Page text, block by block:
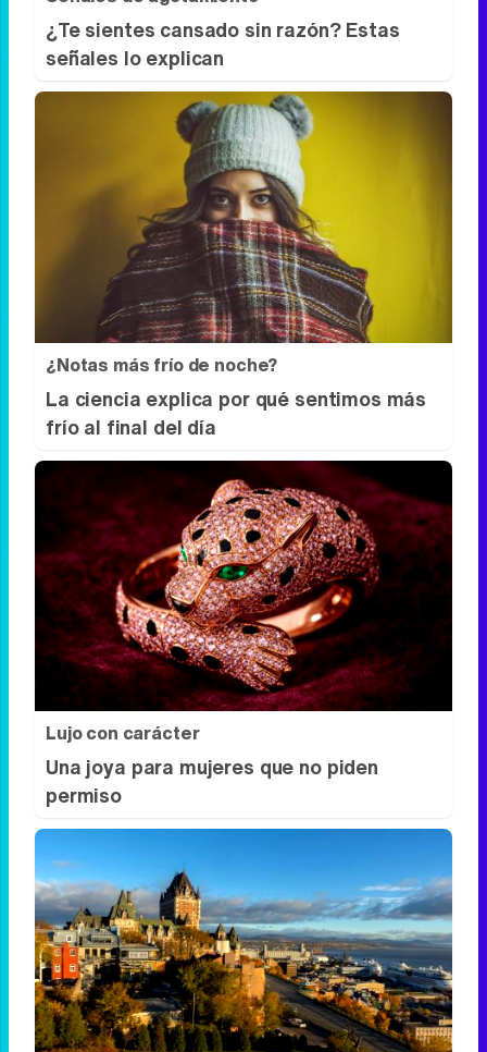
Señales de agotamiento
¿Te sientes cansado sin razón? Estas
señales lo explican
¿Notas más frío de noche?
La ciencia explica por qué sentimos más
frío al final del día
Lujo con carácter
Una joya para mujeres que no piden
permiso